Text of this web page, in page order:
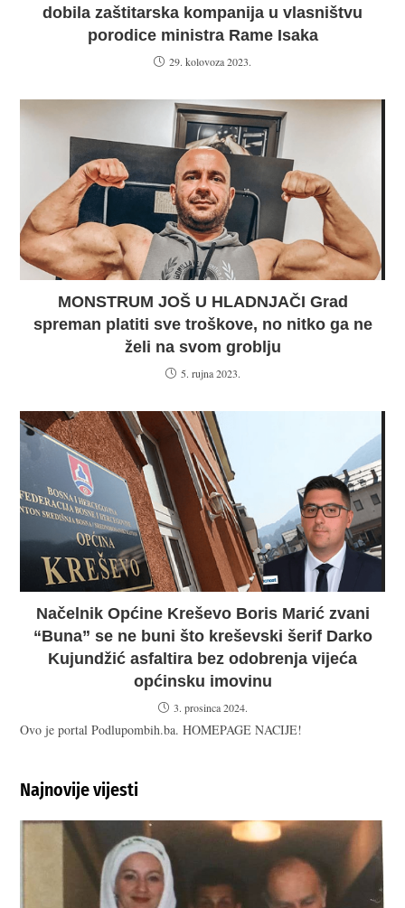
dobila zaštitarska kompanija u vlasništvu
porodice ministra Rame Isaka
29. kolovoza 2023.
MONSTRUM JOŠ U HLADNJAČI Grad
spreman platiti sve troškove, no nitko ga ne
želi na svom groblju
5. rujna 2023.
Načelnik Općine Kreševo Boris Marić zvani
“Buna” se ne buni što kreševski šerif Darko
Kujundžić asfaltira bez odobrenja vijeća
općinsku imovinu
3. prosinca 2024.
Ovo je portal Podlupombih.ba. HOMEPAGE NACIJE!
Najnovije vijesti